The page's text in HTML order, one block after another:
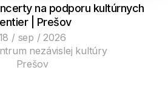
na podporu kultúrnych
| Prešov
/ sep / 2026
nezávislej kultúry
Prešov